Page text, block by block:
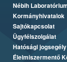
Nébih
Kormányhivatalok
Sajtókapcsolat
Ügyfélszolgálat
Hatósági jogsegély
Élelmiszermentő